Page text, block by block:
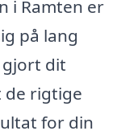
i Ramten er
på lang
gjort dit
de rigtige
for din